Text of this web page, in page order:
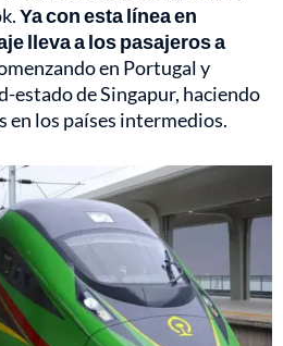
Ya con esta línea en
lleva a los pasajeros a
en Portugal y
estado de Singapur, haciendo
en los países intermedios.